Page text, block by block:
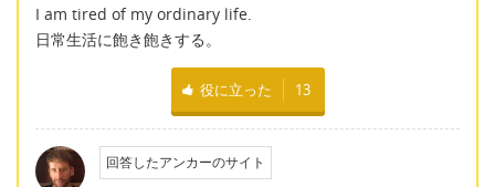
I am tired of my ordinary life.
日常生活に飽き飽きする。
役に立った 13
回答したアンカーのサイト